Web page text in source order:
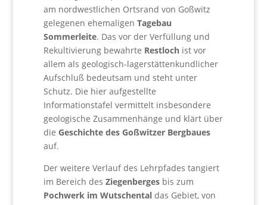
am nordwestlichen Ortsrand von Goßwitz
gelegenen ehemaligen Tagebau
Sommerleite. Das vor der Verfüllung und
Rekultivierung bewahrte Restlochist vor
allem als geologisch-lagerstättenkundlicher
Aufschluß bedeutsam und steht unter
Schutz. Die hier aufgestellte
Informationstafel vermittelt insbesondere
geologische Zusammenhänge und klärt über
die Geschichte des Goßwitzer Bergbaues
auf.
Der weitere Verlauf des Lehrpfades tangiert
im Bereich des Ziegenbergesbis zum
Pochwerk im Wutschentaldas Gebiet, von